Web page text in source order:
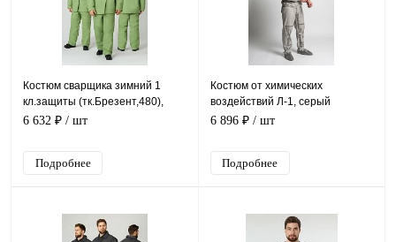
Костюм сварщика зимний 1
кл.защиты (тк.Брезент,480),
хаки
6 632 ₽ / шт
Подробнее
Костюм от химических
воздействий Л-1, серый
6 896 ₽ / шт
Подробнее